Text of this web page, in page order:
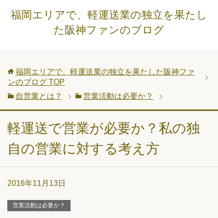
福岡エリアで、軽運送業の独立を果たし
た阪神ファンのブログ
福岡エリアで、軽運送業の独立を果たした阪神ファ
ンのブログ TOP
自営業とは？
営業活動は必要か？
軽運送で営業が必要か？私の独
自の営業に対する考え方
2016年11月13日
営業活動は必要か？